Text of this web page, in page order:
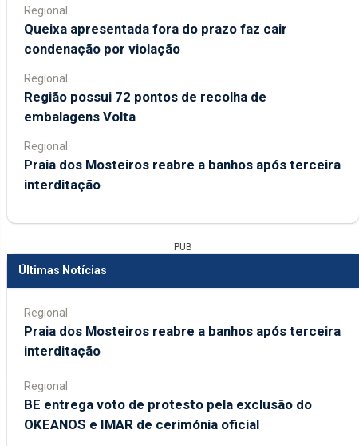
Regional
Queixa apresentada fora do prazo faz cair
condenação por violação
Regional
Região possui 72 pontos de recolha de
embalagens Volta
Regional
Praia dos Mosteiros reabre a banhos após terceira
interditação
PUB
Últimas Notícias
Regional
Praia dos Mosteiros reabre a banhos após terceira
interditação
Regional
BE entrega voto de protesto pela exclusão do
OKEANOS e IMAR de cerimónia oficial